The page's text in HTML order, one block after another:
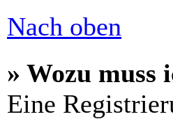
Nach oben
» Wozu
Eine